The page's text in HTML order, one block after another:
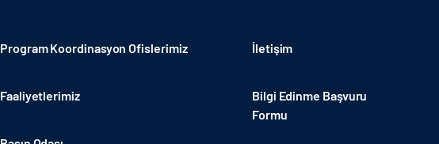
Program Koordinasyon Ofislerimiz
Faaliyetlerimiz
İletişim
Bilgi Edinme Başvuru
Formu